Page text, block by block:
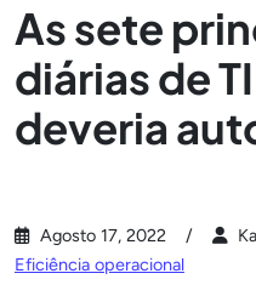
As sete
diárias de
deveria
Agosto 17, 2022
Eficiência operacional